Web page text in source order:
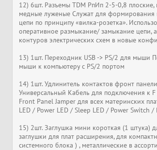
12) 6шт. Разъемы TDM РпИп 2-5-0,8 плоские,
медные луженые Служат для
цепи по принципу «вилка-розетка».
оперативное размыкание/ замыкание цепи,
контуров электрических схем в новые
13) 1шт. Переходник USB -> PS/2 для мыши
мыши к компьютеру с PS/2 портом
14) 1шт. Удлинитель контактов фронт
Универсальный Кабель для подключения к
Front Panel Jamper для всех материнских
LED / Power LED / Sleep LED / Power Switch /
15) 2шт. Заглушка мини короткая (1 штука)
заглушки для плат расширения, для
системного блока ) , металлические в